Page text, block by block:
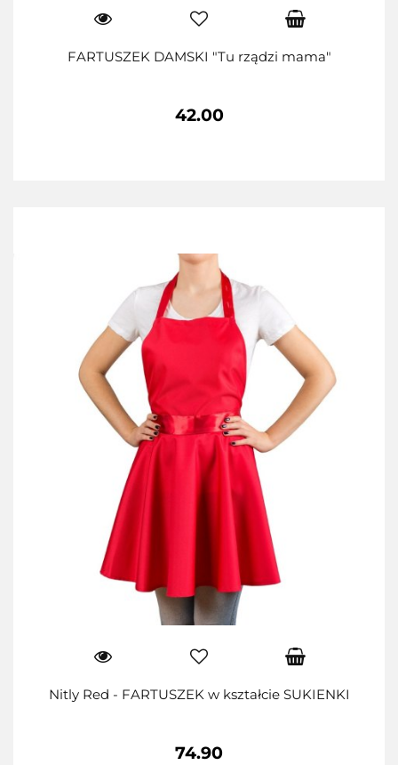
FARTUSZEK DAMSKI "Tu rządzi mama"
42.00
Nitly Red - FARTUSZEK w kształcie SUKIENKI
74.90